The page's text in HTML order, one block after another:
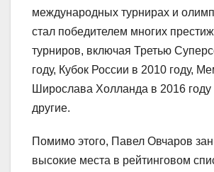
международных турнирах и
стал победителем многих
турниров, включая Третью
году, Кубок России в 2010 году,
Широслава Холланда в 2016 году
другие.
Помимо этого, Павел Овчаров
высокие места в рейтинговом